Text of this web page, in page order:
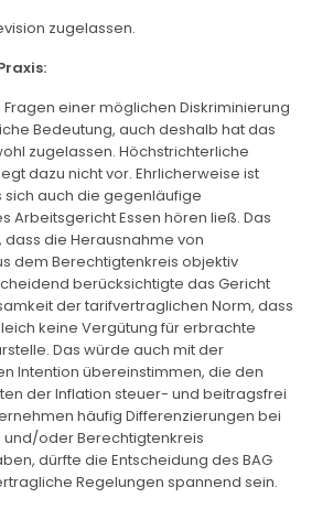
zugelassen.
einer möglichen Diskriminierung
Bedeutung, auch deshalb hat das
zugelassen. Höchstrichterliche
dazu nicht vor. Ehrlicherweise ist
sich auch die gegenläufige
Arbeitsgericht Essen hören ließ. Das
dass die Herausnahme von
dem Berechtigtenkreis objektiv
berücksichtigte das Gericht
der tarifvertraglichen Norm, dass
keine Vergütung für erbrachte
Das würde auch mit der
Intention übereinstimmen, die den
der Inflation steuer- und beitragsfrei
häufig Differenzierungen bei
und/oder Berechtigtenkreis
dürfte die Entscheidung des BAG
Regelungen spannend sein.